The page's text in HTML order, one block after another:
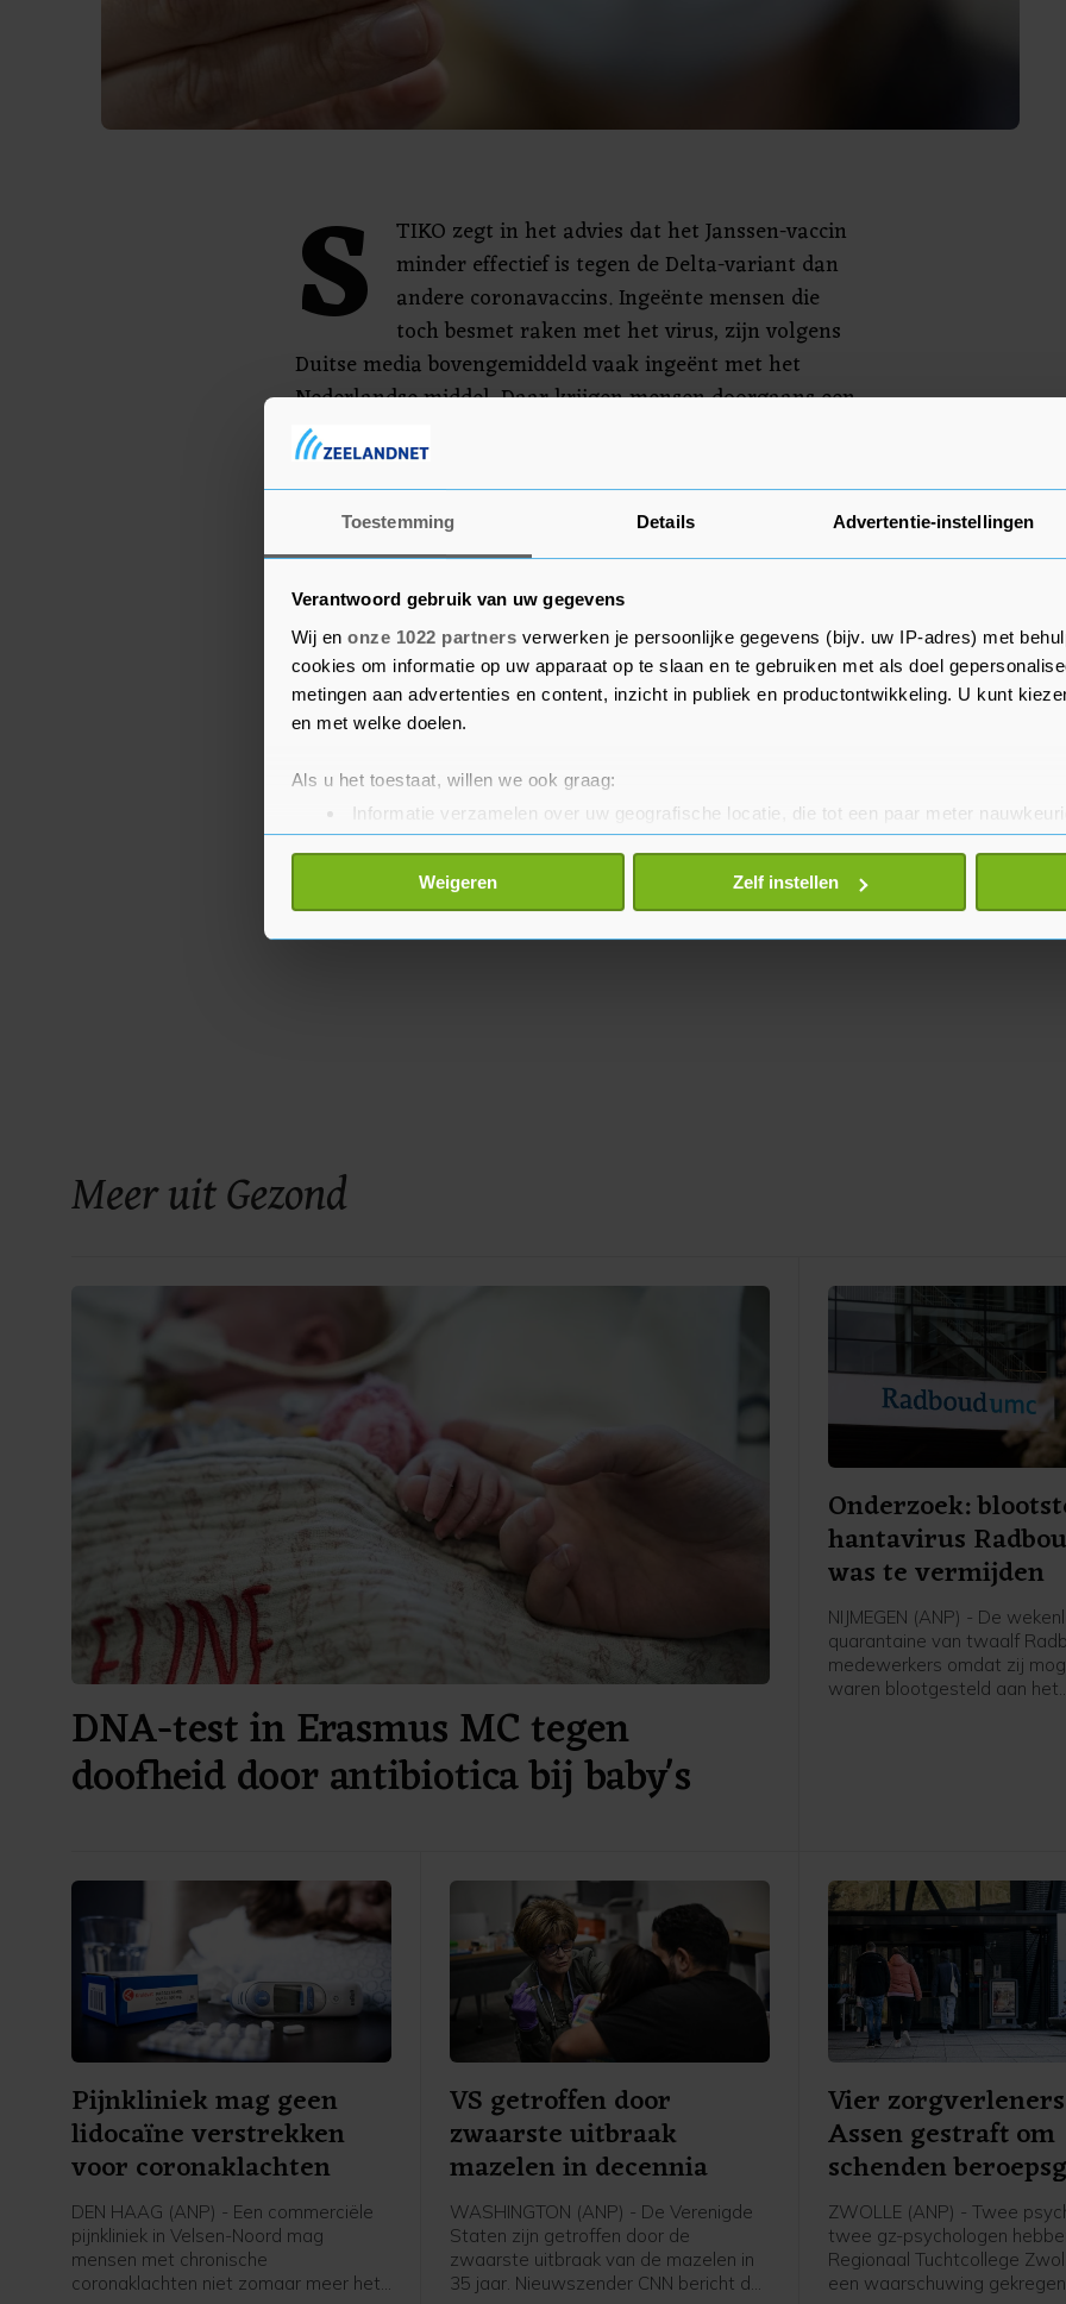
Toestemming Details Advertentie-instellingen
Verantwoord gebruik van uw gegevens
Wij en onze 1022 partners verwerken je persoonlijke gegevens (bijv. uw IP-adres) met
cookies om informatie op uw apparaat op te slaan en te gebruiken met als doel
metingen aan advertenties en content, inzicht in publiek en productontwikkeling. U kunt
en met welke doelen.
Als u het toestaat, willen we ook graag:
Informatie verzamelen over uw geografische locatie, die tot een paar meter
Uw apparaat identificeren door het actief te scannen op specifieke eigenschappen
Lees meer over hoe uw persoonlijke gegevens worden verwerkt en stel uw voorkeuren in het
toestemming op elk moment wijzigen of intrekken in de Cookieverklaring.
Weigeren Zelf instellen
S
TIKO zegt in het advies dat het Janssen-vaccin
minder effectief is tegen de Delta-variant dan
andere coronavaccins. Ingeënte mensen die
toch besmet raken met het virus, zijn volgens
Duitse media bovengemiddeld vaak ingeënt met het
Nederlandse middel. Daar krijgen mensen doorgaans een
enkele prik mee, terwijl veel andere vaccins twee keer
worden toegediend.
De commissie bestaat uit experts die de autoriteiten
adviseren over vaccinatiegebruik. De overheid moet die
aanbevelingen nog wel overnemen.
Meer uit Gezond
DNA-test in Erasmus MC tegen
doofheid door antibiotica bij baby's
Onderzoek:
hantavirus
was te vermijden
NIJMEGEN (ANP) - De
quarantaine van twaalf
medewerkers omdat zij
waren blootgesteld aan het
Pijnkliniek mag geen
lidocaïne verstrekken
voor coronaklachten
DEN HAAG (ANP) - Een commerciële
pijnkliniek in Velsen-Noord mag
mensen met chronische
coronaklachten niet zomaar meer het
VS getroffen door
zwaarste uitbraak
mazelen in decennia
WASHINGTON (ANP) - De Verenigde
Staten zijn getroffen door de
zwaarste uitbraak van de mazelen in
35 jaar. Nieuwszender CNN bericht dat
Vier
Assen gestraft om
schenden
ZWOLLE (ANP) - Twee
twee gz-psychologen
Regionaal Tuchtcollege
een waarschuwing